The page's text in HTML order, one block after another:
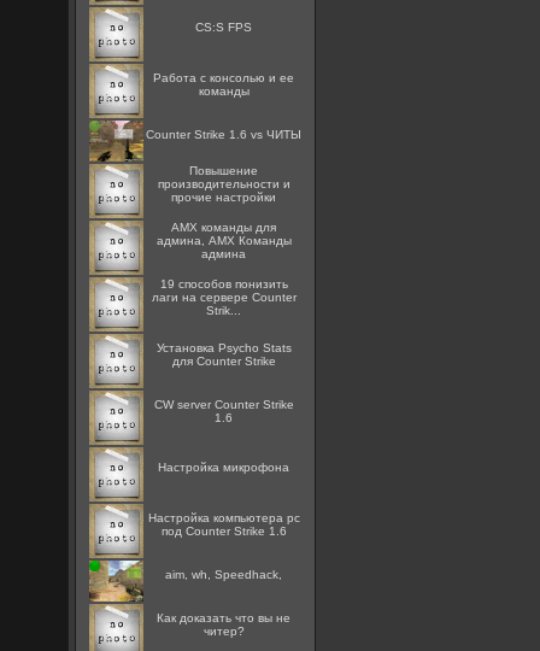
CS:S FPS
Работа с консолью и ее
команды
Counter Strike 1.6 vs ЧИТЫ
Повышение
производительности и
прочие настройки
AMX команды для
админа, AMX Команды
админа
19 способов понизить
лаги на сервере Counter
Strik...
Установка Psycho Stats
для Counter Strike
CW server Counter Strike
1.6
Настройка микрофона
Настройка компьютера pc
под Counter Strike 1.6
aim, wh, Speedhack,
Как доказать что вы не
читер?